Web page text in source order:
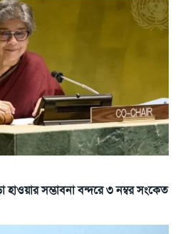
সম্ভাবনা বন্দরে ৩ নম্বর সংকেত